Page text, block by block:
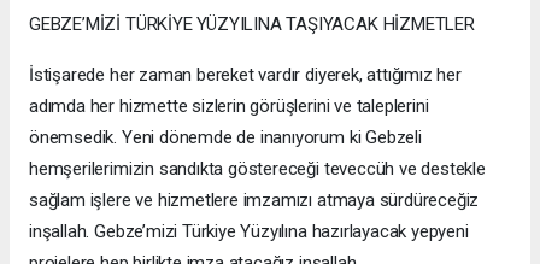
GEBZE’MİZİ TÜRKİYE YÜZYILINA TAŞIYACAK HİZMETLER
İstişarede her zaman bereket vardır diyerek, attığımız her
adımda her hizmette sizlerin görüşlerini ve taleplerini
önemsedik. Yeni dönemde de inanıyorum ki Gebzeli
hemşerilerimizin sandıkta göstereceği teveccüh ve destekle
sağlam işlere ve hizmetlere imzamızı atmaya sürdüreceğiz
inşallah. Gebze’mizi Türkiye Yüzyılına hazırlayacak yepyeni